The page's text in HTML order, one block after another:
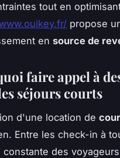
tout en
propose
en source de
faire appel à
séjours courts
d'une location de
Entre les check-in à
constante des